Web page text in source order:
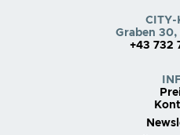
CITY-
Graben
+43 732